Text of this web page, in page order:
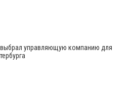
выбрал управляющую компанию для